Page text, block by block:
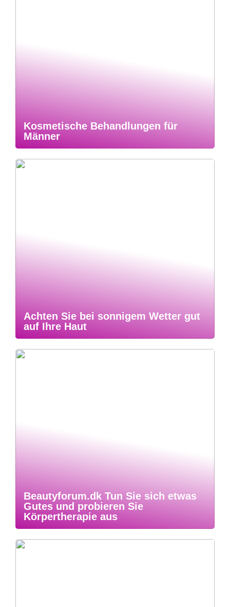
Kosmetische Behandlungen für
Männer
Achten Sie bei sonnigem Wetter gut
auf Ihre Haut
Beautyforum.dk Tun Sie sich etwas
Gutes und probieren Sie
Körpertherapie aus